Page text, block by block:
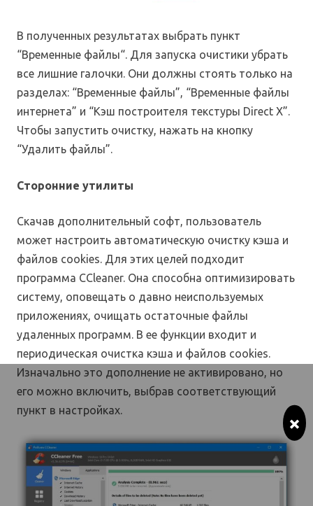
В полученных результатах выбрать пункт
“Временные файлы“. Для запуска очистики убрать
все лишние галочки. Они должны стоять только на
разделах: “Временные файлы”, “Временные файлы
интернета” и “Кэш построителя текстуры Direct X”.
Чтобы запустить очистку, нажать на кнопку
“Удалить файлы”.
Сторонние утилиты
Скачав дополнительный софт, пользователь
может настроить автоматическую очистку кэша и
файлов cookies. Для этих целей подходит
программа CCleaner. Она способна оптимизировать
систему, оповещать о давно неиспользуемых
приложениях, очищать остаточные файлы
удаленных программ. В ее функции входит и
периодическая очистка кэша и файлов cookies.
Изначально это дополнение не активировано, но
его можно включить, выбрав соответствующий
пункт в настройках.
×